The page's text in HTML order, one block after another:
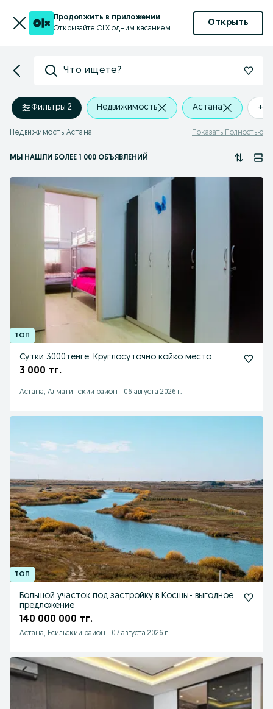
Продолжить в приложении
Открывайте OLX одним касанием
Открыть
Что ищете?
Фильтры·2 Недвижимость Астана +0
Недвижимость Астана Показать Полностью
МЫ НАШЛИ БОЛЕЕ 1 000 ОБЪЯВЛЕНИЙ
Сутки 3000тенге. Круглосуточно койко место
3 000 тг.
Астана, Алматинский район - 06 августа 2026 г.
Большой участок под застройку в Косшы- выгодное
предложение
140 000 000 тг.
Астана, Есильский район - 07 августа 2026 г.